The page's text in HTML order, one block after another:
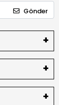
Gönder